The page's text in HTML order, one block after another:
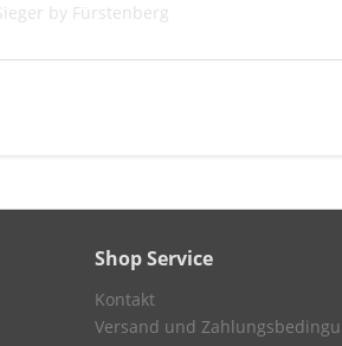
by Fürstenberg
Shop Service
Kontakt
Versand und